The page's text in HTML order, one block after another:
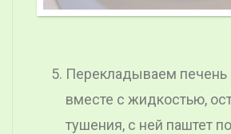
Перекладываем печень
вместе с жидкостью,
тушения, с ней паштет